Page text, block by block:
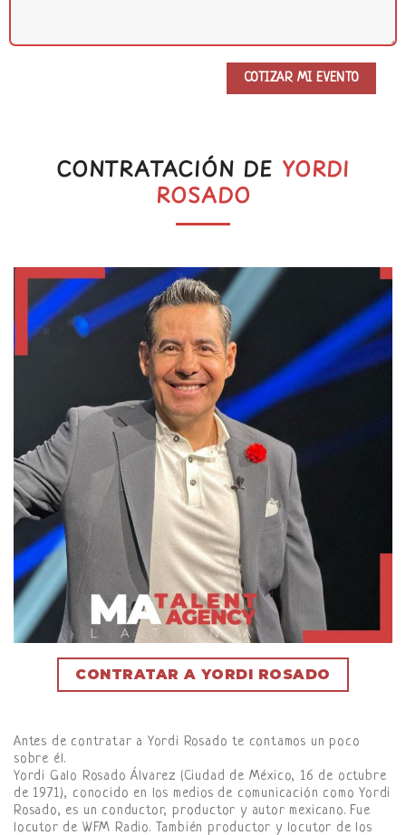
CONTRATACIÓN DE YORDI
ROSADO
CONTRATAR A YORDI ROSADO
Antes de contratar a Yordi Rosado te contamos un poco
sobre él.
Yordi Galo Rosado Álvarez (Ciudad de México, 16 de octubre
de 1971), conocido en los medios de comunicación como Yordi
Rosado, es un conductor, productor y autor mexicano. Fue
locutor de WFM Radio. También productor y locutor de los